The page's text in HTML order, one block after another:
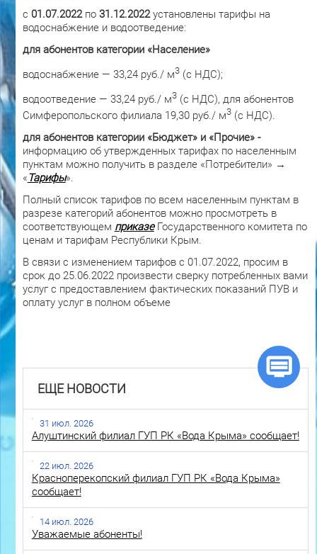
с 01.07.2022по 31.12.2022установлены тарифы на
водоснабжение и водоотведение:
для абонентов категории «Население»
водоснабжение — 33,24 руб./ м3(с НДС);
водоотведение — 33,24 руб./ м3(с НДС), для абонентов
Симферопольского филиала 19,30 руб./ м3(с НДС).
для абонентов категории «Бюджет» и «Прочие» -
информацию об утвержденных тарифах по населенным
пунктам можно получить в разделе «Потребители» →
« Тарифы».
Полный список тарифов по всем населенным пунктам в
разрезе категорий абонентов можно просмотреть в
соответствующем приказеГосударственного комитета по
ценам и тарифам Республики Крым.
В связи с изменением тарифов с 01.07.2022, просим в
срок до 25.06.2022 произвести сверку потребленных вами
услуг с предоставлением фактических показаний ПУВ и
оплату услуг в полном объеме
ЕЩЕ НОВОСТИ
31 июл. 2026
Алуштинский филиал ГУП РК «Вода Крыма» сообщает!
22 июл. 2026
Красноперекопский филиал ГУП РК «Вода Крыма»
сообщает!
14 июл. 2026
Уважаемые абоненты!